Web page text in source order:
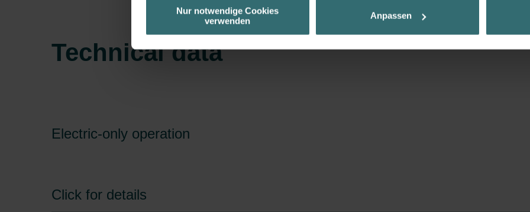
unserer Website verwenden, um Ihnen die bestmögliche Nutzererfahrung zu ermöglichen und Ihnen
basierend auf Ihren Interessen zur Verfügung zu stellen. Alle Einwilligungen können Sie
Datenschutzerklärung widerrufen.
Zehnder Group France: Protection des données
Zehnder Group Nederland bv: Privacyverklaringen
Nur notwendige Cookies
verwenden
Anpassen
Technical data
Electric-only operation
Click for details